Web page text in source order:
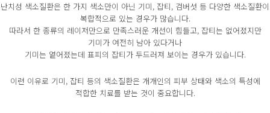
난치성 색소질환은 한 가지 색소만이 아닌 기미, 잡티, 검버섯 등 다양한 색소질환이
복합적으로 있는 경우가 많습니다.
따라서 한 종류의 레이저만으로 만족스러운 개선이 힘들고, 잡티는 없어졌지만
기미가 여전히 남아 있다거나
기미는 옅어졌는데 표피의 잡티가 두드러져 보이는 경우가 있습니다.
이런 이유로 기미, 잡티 등의 색소질환은 개개인의 피부 상태와 색소의 특성에
적합한 치료를 받는 것이 중요합니다.